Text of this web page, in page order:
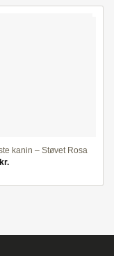
kanin – Støvet Rosa